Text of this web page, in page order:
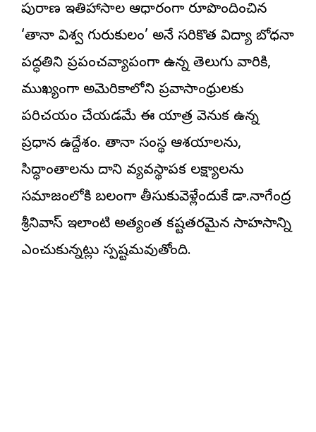
పురాణ ఇతిహాసాల ఆధారంగా రూపొందించిన
‘తానా విశ్వ గురుకులం’ అనే సరికొత్త విద్యా బోధనా
పద్ధతిని ప్రపంచవ్యాప్తంగా ఉన్న తెలుగు వారికి,
ముఖ్యంగా అమెరికాలోని ప్రవాసాంధ్రులకు
పరిచయం చేయడమే ఈ యాత్ర వెనుక ఉన్న
ప్రధాన ఉద్దేశం. తానా సంస్థ ఆశయాలను,
సిద్ధాంతాలను దాని వ్యవస్థాపక లక్ష్యాలను
సమాజంలోకి బలంగా తీసుకువెళ్లేందుకే డా.నాగేంద్ర
శ్రీనివాస్ ఇలాంటి అత్యంత కష్టతరమైన సాహసాన్ని
ఎంచుకున్నట్లు స్పష్టమవుతోంది.